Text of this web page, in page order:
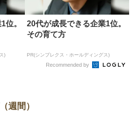
位。
)
20代が成長できる企業1位。
その育て方
PR(シンプレクス・ホールディングス)
Recommended by
週間）